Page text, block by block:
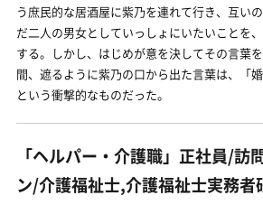
う庶民的な居酒屋に紫乃を連れて行き、互い
だ二人の男女としていっしょにいたいことを
する。しかし、はじめが意を決してその言葉
間、遮るように紫乃の口から出た言葉は、「
という衝撃的なものだった。
「ヘルパー・介護職」正社員/訪
ン/介護福祉士,介護福祉士実務者